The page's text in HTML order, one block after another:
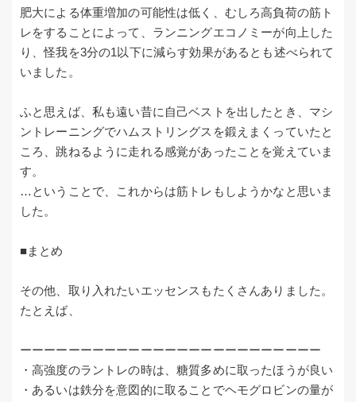
肥大による体重増加の可能性は低く、むしろ高負荷の筋ト
レをすることによって、ランニングエコノミーが向上した
り、怪我を3分の1以下に減らす効果があるとも述べられて
いました。
ふと思えば、私も遠い昔に自己ベストを出したとき、マシ
ントレーニングでハムストリングスを鍛えまくっていたと
ころ、跳ねるように走れる感覚があったことを覚えていま
す。
…ということで、これからは筋トレもしようかなと思いま
した。
■まとめ
その他、取り入れたいエッセンスもたくさんありました。
たとえば、
ーーーーーーーーーーーーーーーーーーーーーーーーー
・高強度のラントレの時は、糖質多めに取ったほうが良い
・あるいは鉄分を意図的に取ることでヘモグロビンの量が